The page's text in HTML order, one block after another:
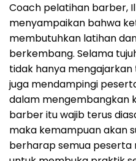
Coach pelatihan barber,
menyampaikan bahwa
membutuhkan latihan
berkembang. Selama
tidak hanya
juga mendampingi
dalam mengembangkan
barber itu wajib terus
maka kemampuan akan
berharap semua peserta